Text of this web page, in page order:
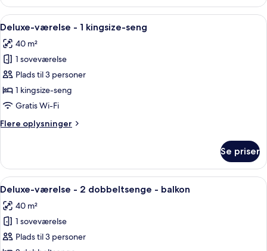
balkon
værelse
1
seng
Indlæs
alle
billeder
af
Deluxe-
værelse
-
kingsize-
Et moderne hotelværelse med en
8
Deluxe-værelse - 1 kingsize-seng
40 m²
1 soveværelse
Plads til 3 personer
1 kingsize-seng
Gratis Wi-Fi
Flere oplysninger
Flere
værelse
1
seng
Se priser
Indlæs
alle
billeder
af
Deluxe-
Et hotelværelse med to senge, et
6
Deluxe-værelse - 2 dobbeltsenge - balkon
40 m²
1 soveværelse
Plads til 3 personer